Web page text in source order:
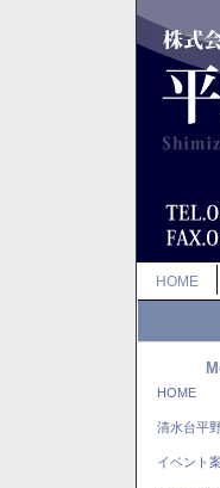
HOME
HOME
清水台平
イベント